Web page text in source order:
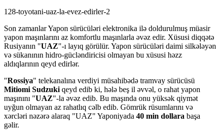
128-toyotani-uaz-la-evez-edirler-2
Son zamanlar Yapon sürücüləri elektronika ilə doldurulmuş müasir
yapon maşınlarını az komfortlu maşınlarla əvəz edir. Xüsusi diqqətə
Rusiyanın "UAZ"-ı layıq görülür. Yapon sürücüləri daimi silkələyən
və sükanının hidro-gücləndiricisi olmayan bu xüsusi həzz
aldıqlarının qeyd edirlər.
"Rossiya" telekanalına verdiyi müsahibədə tramvay sürücüsü
Mitiomi Sudzukiqeyd edib ki, hələ beş il əvvəl, o rahat yapon
maşınını "UAZ"-la əvəz edib. Bu maşında onu yüksək qiymət
uyğun olmayan az rahatlıq cəlb edib. Gömrük rüsumlarını və
xərcləri nəzərə alaraq "UAZ" Yaponiyada 40 min dollara başa
gəlir.